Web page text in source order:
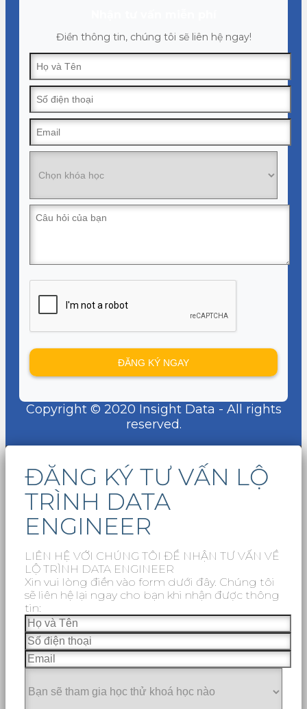
Điền thông tin, chúng tôi sẽ liên hệ ngay!
Copyright © 2020 Insight Data - All rights
reserved.
ĐĂNG KÝ TƯ VẤN LỘ
TRÌNH DATA
ENGINEER
LIÊN HỆ VỚI CHÚNG TÔI ĐỂ NHẬN TƯ VẤN VỀ
LỘ TRÌNH DATA ENGINEER
Xin vui lòng điền vào form dưới đây. Chúng tôi
sẽ liên hệ lại ngay cho bạn khi nhận được thông
tin: